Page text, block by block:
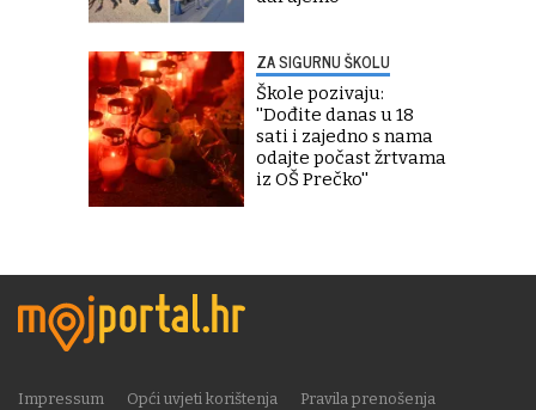
ZA SIGURNU ŠKOLU
Škole pozivaju:
''Dođite danas u 18
sati i zajedno s nama
odajte počast žrtvama
iz OŠ Prečko''
Impressum Opći uvjeti korištenja
Pravila prenošenja